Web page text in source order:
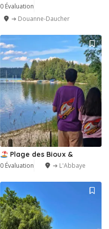
0 Évaluation
➔ Douanne-Daucher
Plage des Bioux &
0 Évaluation ➔ L'Abbaye